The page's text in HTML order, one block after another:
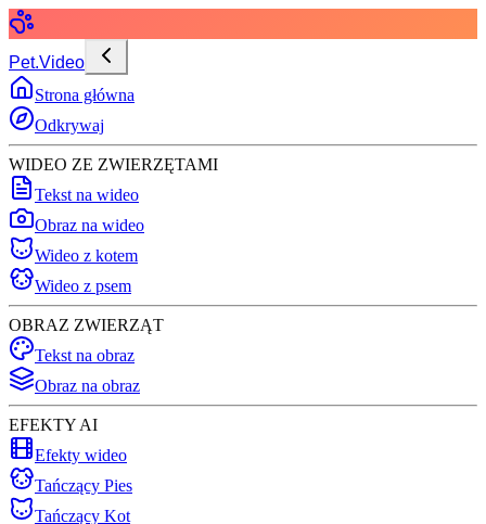
Pet.Video
Strona główna
Odkrywaj
WIDEO ZE ZWIERZĘTAMI
Tekst na wideo
Obraz na wideo
Wideo z kotem
Wideo z psem
OBRAZ ZWIERZĄT
Tekst na obraz
Obraz na obraz
EFEKTY AI
Efekty wideo
Tańczący Pies
Tańczący Kot